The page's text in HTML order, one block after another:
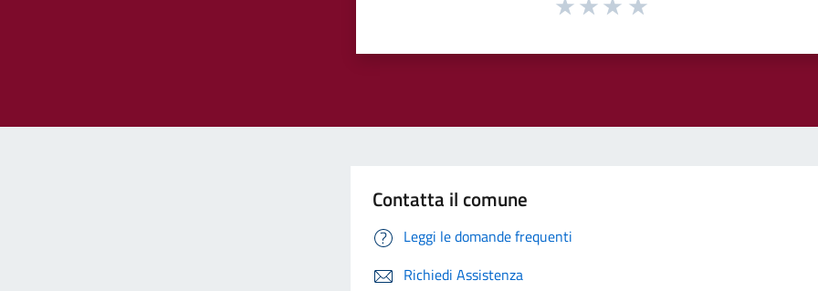
Contatta il comune
Leggi le domande frequenti
Richiedi Assistenza